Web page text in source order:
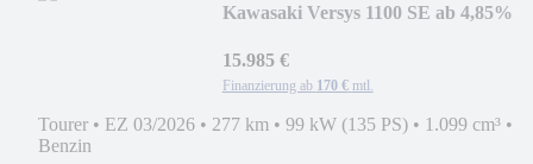
Kawasaki Versys 1100 SE ab 4,85%
15.985 €
Finanzierung ab 170 € mtl.
Tourer • EZ 03/2026 • 277 km • 99 kW (135 PS) • 1.099 cm³ •
Benzin